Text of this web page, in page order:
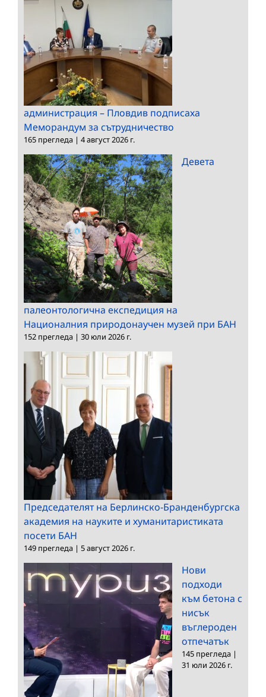
администрация – Пловдив подписаха
Меморандум за сътрудничество
165 прегледа | 4 август 2026 г.
Девета
палеонтологична експедиция на
Националния природонаучен музей при БАН
152 прегледа | 30 юли 2026 г.
Председателят на Берлинско-Бранденбургска
академия на науките и хуманитаристиката
посети БАН
149 прегледа | 5 август 2026 г.
Нови
подходи
към бетона с
нисък
въглероден
отпечатък
145 прегледа |
31 юли 2026 г.